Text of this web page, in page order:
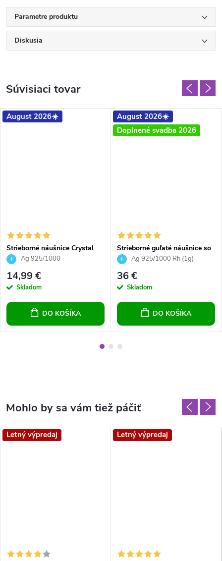
Parametre produktu
Diskusia
Súvisiaci tovar
August 2026☀️
Strieborné náušnice Crystal
Silver Night 10mm
Ag 925/1000
14,99 €
Skladom
DO KOŠÍKA
August 2026☀️
Doplnené svadba 2026
Strieborné guľaté náušnice so
Swarovski crystals - Galaxy
Ag 925/1000 Rh (1g)
36 €
Skladom
DO KOŠÍKA
Letný výpredaj Letný výpredaj